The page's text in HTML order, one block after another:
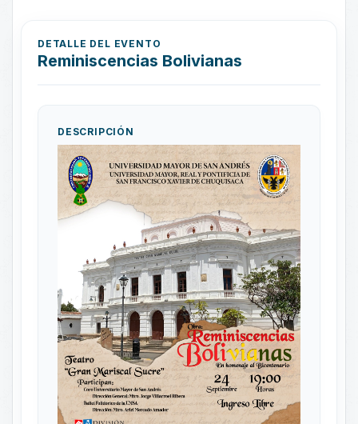
DETALLE DEL EVENTO
Reminiscencias Bolivianas
DESCRIPCIÓN